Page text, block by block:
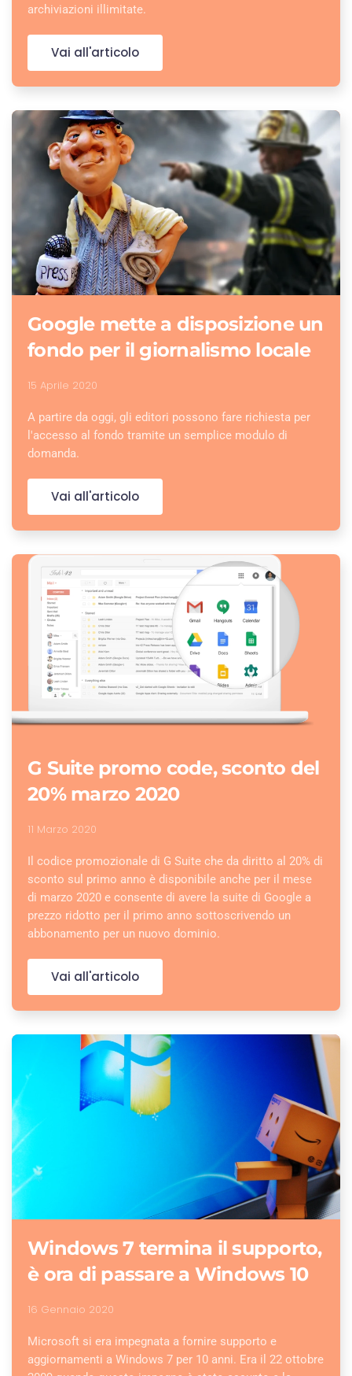
archiviazioni illimitate.
Vai all'articolo
Google mette a disposizione un
fondo per il giornalismo locale
15 Aprile 2020
A partire da oggi, gli editori possono fare richiesta per
l'accesso al fondo tramite un semplice modulo di
domanda.
Vai all'articolo
G Suite promo code, sconto del
20% marzo 2020
11 Marzo 2020
Il codice promozionale di G Suite che da diritto al 20% di
sconto sul primo anno è disponibile anche per il mese
di marzo 2020 e consente di avere la suite di Google a
prezzo ridotto per il primo anno sottoscrivendo un
abbonamento per un nuovo dominio.
Vai all'articolo
Windows 7 termina il supporto,
è ora di passare a Windows 10
16 Gennaio 2020
Microsoft si era impegnata a fornire supporto e
aggiornamenti a Windows 7 per 10 anni. Era il 22 ottobre